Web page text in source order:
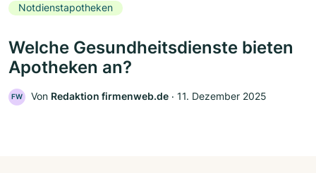
Notdienstapotheken
Welche Gesundheitsdienste bieten
Apotheken an?
FW Von Redaktion firmenweb.de ‧ 11. Dezember 2025